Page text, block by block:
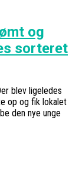
og
sorteret
blev ligeledes
op og fik lokalet
den nye unge